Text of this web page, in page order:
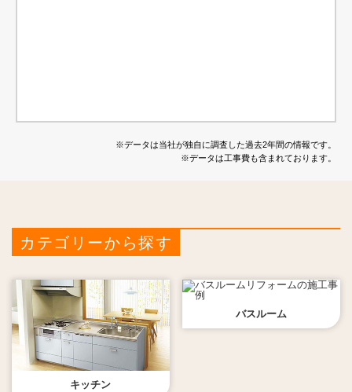
※データは当社が独自に調査した過去2年間の情報です。
※データは工事費も含まれております。
カテゴリーから探す
キッチン
バスルーム